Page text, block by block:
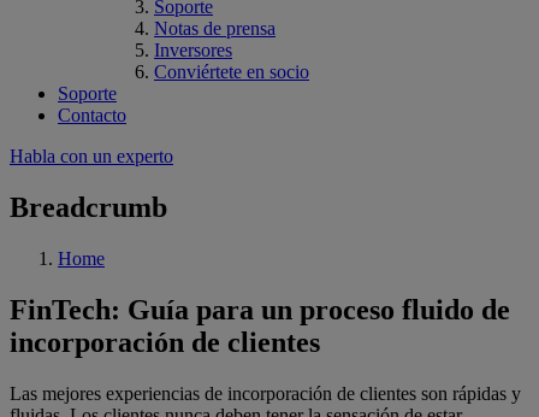
Soporte
Notas de prensa
Inversores
Conviértete en socio
Soporte
Contacto
Habla con un experto
Breadcrumb
Home
FinTech: Guía para un proceso fluido de
incorporación de clientes
Las mejores experiencias de incorporación de clientes son rápidas y